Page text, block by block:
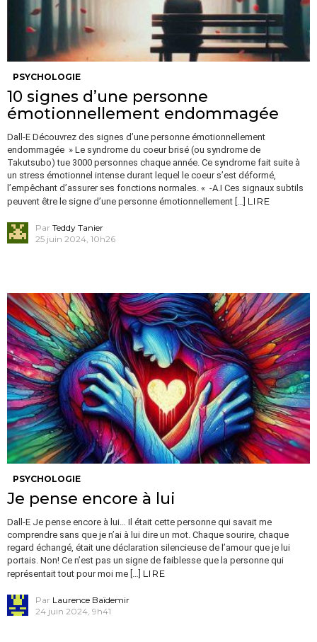
PSYCHOLOGIE
10 signes d’une personne
émotionnellement endommagée
Dall-E Découvrez des signes d’une personne émotionnellement
endommagée » Le syndrome du coeur brisé (ou syndrome de
Takutsubo) tue 3000 personnes chaque année. Ce syndrome fait suite à
un stress émotionnel intense durant lequel le coeur s’est déformé,
l’empêchant d’assurer ses fonctions normales. « -A.I Ces signaux subtils
peuvent être le signe d’une personne émotionnellement […] LIRE
Par Teddy Tanier
25 juin 2024, 10h26
PSYCHOLOGIE
Je pense encore à lui
Dall-E Je pense encore à lui… Il était cette personne qui savait me
comprendre sans que je n’ai à lui dire un mot. Chaque sourire, chaque
regard échangé, était une déclaration silencieuse de l’amour que je lui
portais. Non! Ce n’est pas un signe de faiblesse que la personne qui
représentait tout pour moi me […] LIRE
Par Laurence Baïdemir
24 juin 2024, 9h41